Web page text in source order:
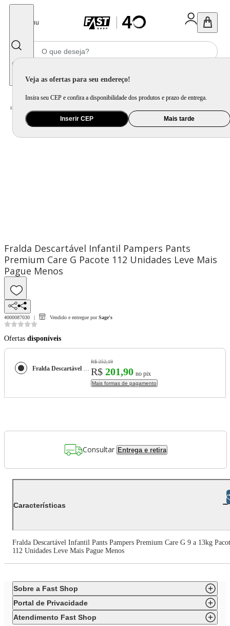
Menu
Veja as ofertas para seu endereço!
Insira seu CEP e confira a disponibilidade dos produtos e prazo de entrega.
Inserir CEP Mais tarde
Home
Fralda Descartável Infantil Pampers Pants
Premium Care G Pacote 112 Unidades Leve Mais
Pague Menos
4000087030 Vendido e entregue por Sage's
Ofertas disponíveis
Fralda Descartável Infantil Pampers Pants Premium Care G Pacote 112 Unidades Leve Mais Pague Menos
R$ 252,19
R$ 201,90 no pix
Mais formas de pagamento
Consultar Entrega e retira
Características
Fralda Descartável Infantil Pants Pampers Premium Care G 9 a 13kg
112 Unidades Leve Mais Pague Menos
Sobre a Fast Shop
Portal de Privacidade
Atendimento Fast Shop